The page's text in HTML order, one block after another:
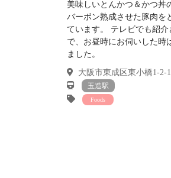
便利な２WAYアクセスで
辛口コメント
クローゼットや収納
ここは一番の妥協点
美味しいとんかつ＆かつ丼
バーボン熟成させた豚肉を
ています。 テレビでも紹介
で、お昼時にお伺いした時
ました。
大阪市東成区東小橋1-2-1
玉造駅
Foods